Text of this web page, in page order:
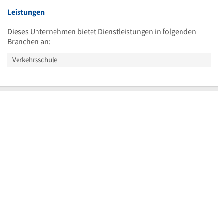
Leistungen
Dieses Unternehmen bietet Dienstleistungen in folgenden
Branchen an:
Verkehrsschule